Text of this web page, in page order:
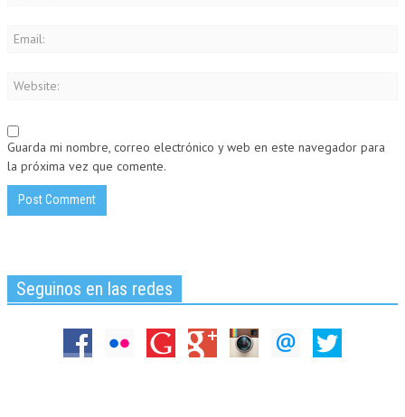
Guarda mi nombre, correo electrónico y web en este navegador para
la próxima vez que comente.
Seguinos en las redes